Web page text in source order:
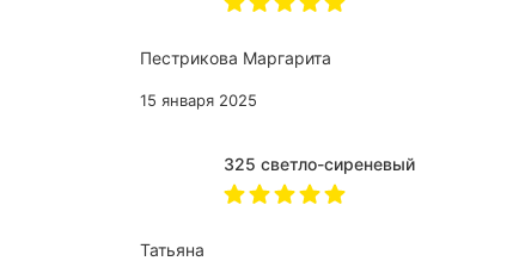
Пестрикова Маргарита
15 января 2025
325 светло-сиреневый
Татьяна